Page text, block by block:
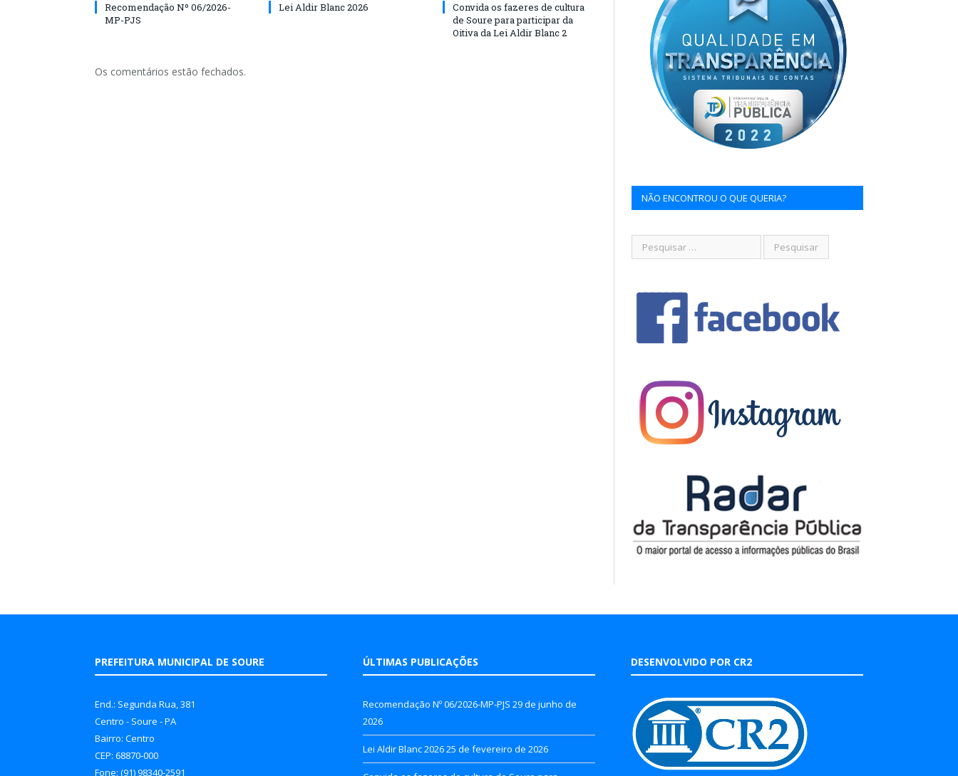
Recomendação Nº 06/2026-
MP-PJS
Lei Aldir Blanc 2026
Convida os fazeres de cultura
de Soure para participar da
Oitiva da Lei Aldir Blanc 2
Os comentários estão fechados.
NÃO ENCONTROU O QUE QUERIA?
PREFEITURA MUNICIPAL DE SOURE
End.: Segunda Rua, 381
Centro - Soure - PA
Bairro: Centro
CEP: 68870-000
Fone: (91) 98340-2591
ÚLTIMAS PUBLICAÇÕES
Recomendação Nº 06/2026-MP-PJS 29 de junho de
2026
Lei Aldir Blanc 202625 de fevereiro de 2026
DESENVOLVIDO POR CR2